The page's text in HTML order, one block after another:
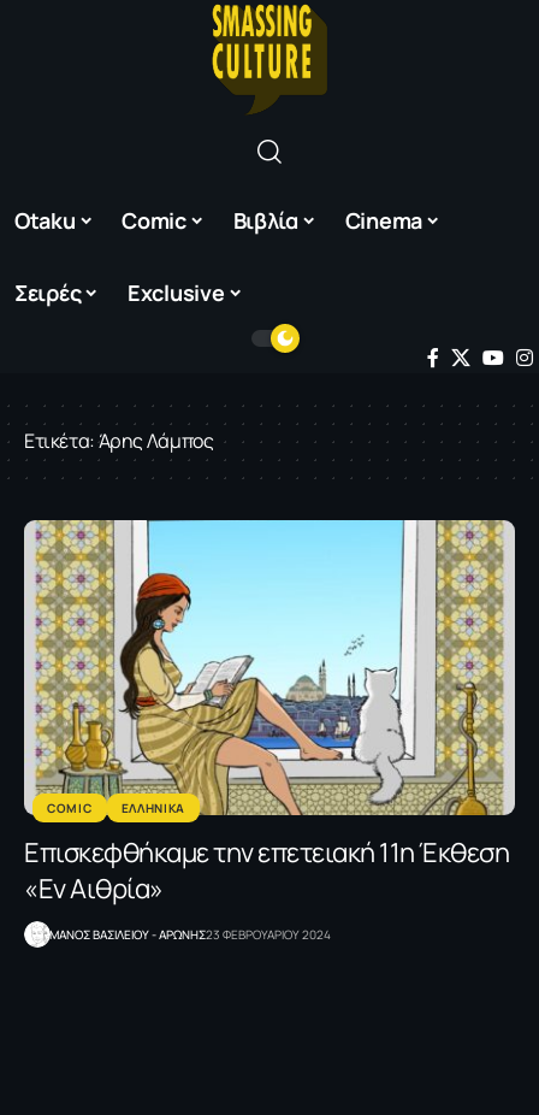
Otaku Comic Βιβλία Cinema
Σειρές Exclusive
Ετικέτα:Άρης Λάμπος
COMIC ΕΛΛΗΝΙΚΑ
Επισκεφθήκαμε την επετειακή 11η Έκθεση
«Εν Αιθρία»
ΜΑΝΟΣ ΒΑΣΙΛΕΙΟΥ - ΑΡΩΝΗΣ23 ΦΕΒΡΟΥΑΡΙΟΥ 2024